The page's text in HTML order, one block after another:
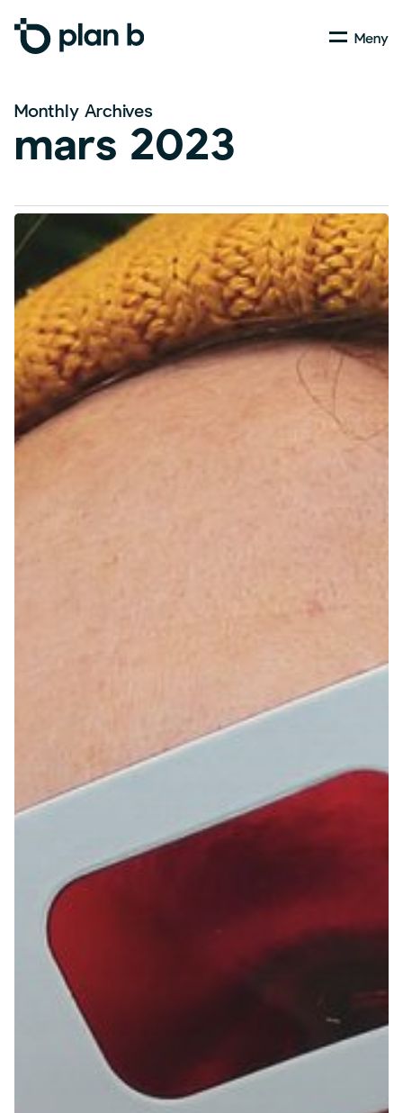
main
Menu
Monthly Archives
mars 2023